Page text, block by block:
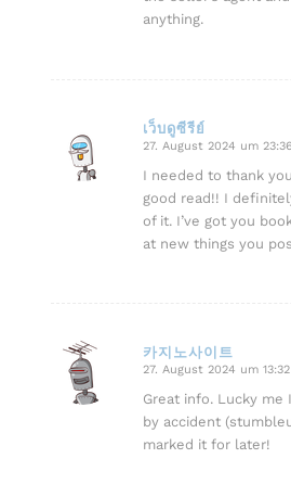
anything.
เว็บดูซีรีย์
sagte:
27. August 2024 um 23:36
I needed to thank
good read!! I
of it. I’ve got you
at new things you
카지노사이트
sagte:
27. August 2024 um 13:32
Great info. Lucky me
by accident
marked it for later!